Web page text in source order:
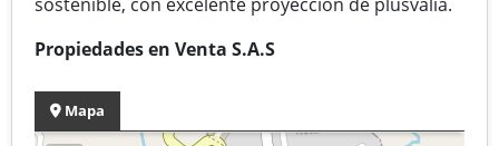
Propiedades en Venta S.A.S
Mapa